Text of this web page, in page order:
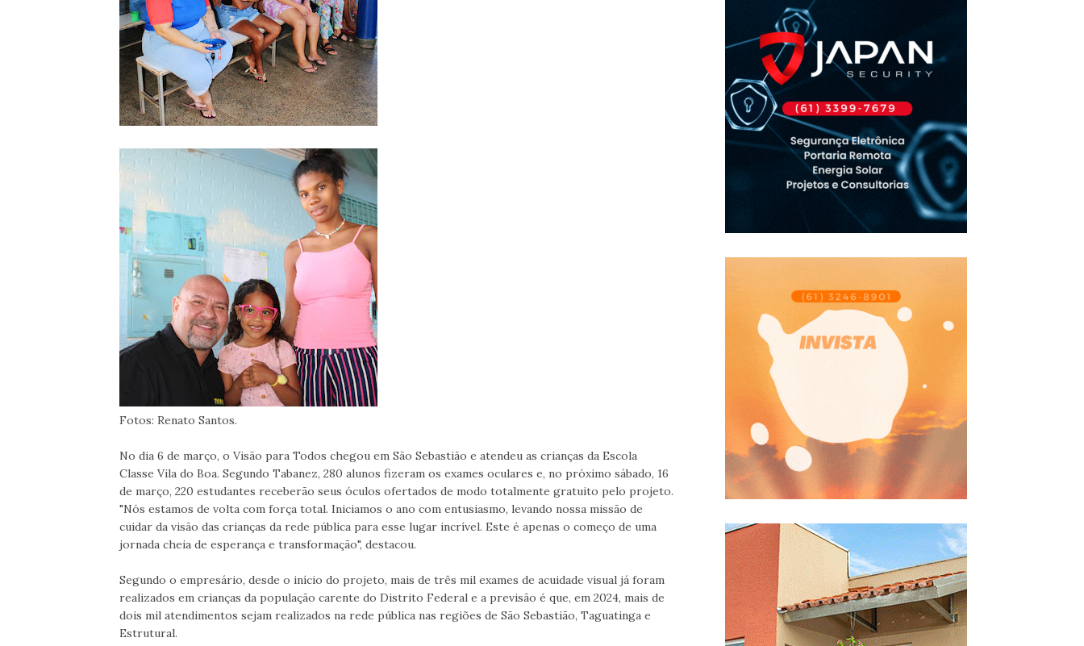
Fotos: Renato Santos.
No dia 6 de março, o Visão para Todos chegou em São Sebastião e atendeu as crianças da Escola
Classe Vila do Boa. Segundo Tabanez, 280 alunos fizeram os exames oculares e, no próximo sábado, 16
de março, 220 estudantes receberão seus óculos ofertados de modo totalmente gratuito pelo projeto.
"Nós estamos de volta com força total. Iniciamos o ano com entusiasmo, levando nossa missão de
cuidar da visão das crianças da rede pública para esse lugar incrível. Este é apenas o começo de uma
jornada cheia de esperança e transformação", destacou.
Segundo o empresário, desde o início do projeto, mais de três mil exames de acuidade visual já foram
realizados em crianças da população carente do Distrito Federal e a previsão é que, em 2024, mais de
dois mil atendimentos sejam realizados na rede pública nas regiões de São Sebastião, Taguatinga e
Estrutural.